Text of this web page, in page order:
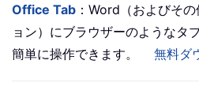
Office Tab ：Word（およびそ
ョン）にブラウザーのようなタ
簡単に操作できます。
無料ダ